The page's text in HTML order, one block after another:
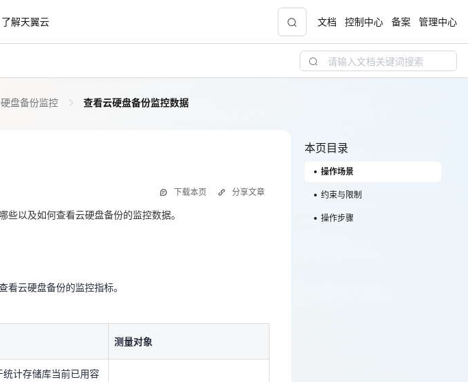
力AI赋能 天翼云大模型专项
“一云多芯、一云多态”,国产化软件全面适配，
产操作系统及硬件芯片支持丰富
国家云助力中小企业腾飞，高额上云补贴重磅
翼云用户体验官 NEW
了解天翼云 文档 控制中心 备案 管理中心
盘备份监控 查看云硬盘备份监控数据
下载本页
盘备份监控数据
存储库
统计存储库当前已用容
的比率。
分享文章
以及如何查看云硬盘备份的监控数据。
看云硬盘备份的监控指标。
测量对象
统计存储库当前已用容
本页目录
操作场景
约束与限制
操作步骤